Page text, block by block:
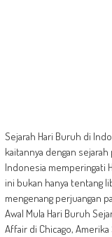
Sejarah Hari Buruh di
kaitannya dengan
Indonesia memperingati
ini bukan hanya tentang
mengenang perjuangan
Awal Mula Hari Buruh
Affair di Chicago,